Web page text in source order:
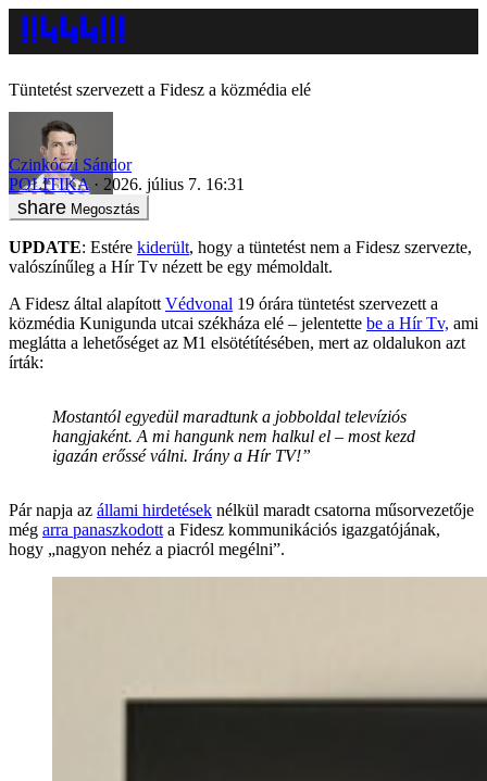
Tüntetést szervezett a Fidesz a közmédia elé
Czinkóczi Sándor
POLITIKA
2026. július 7. 16:31
Megosztás
UPDATE: Estére kiderült, hogy a tüntetést nem a Fidesz szervezte,
valószínűleg a Hír Tv nézett be egy mémoldalt.
A Fidesz által alapított Védvonal 19 órára tüntetést szervezett a
közmédia Kunigunda utcai székháza elé – jelentette be a Hír Tv, ami
meglátta a lehetőséget az M1 elsötétítésében, mert az oldalukon azt
írták:
Mostantól egyedül maradtunk a jobboldal televíziós
hangjaként. A mi hangunk nem halkul el – most kezd
igazán erőssé válni. Irány a Hír TV!”
Pár napja az állami hirdetések nélkül maradt csatorna műsorvezetője
még arra panaszkodott a Fidesz kommunikációs igazgatójának,
hogy „nagyon nehéz a piacról megélni”.